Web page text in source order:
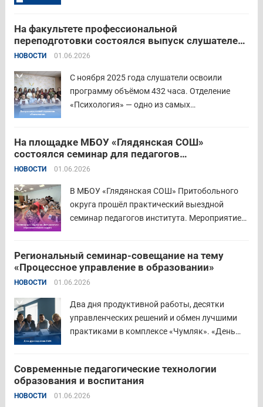
инновационными подходами в преподавании
родного языка и родной литературы. Цели
конкурса: — выявление и распространение
передового педагогического...
На факультете профессиональной
переподготовки состоялся выпуск слушателей
отделения «Психология»
НОВОСТИ 01.06.2026
С ноября 2025 года слушатели освоили
программу объёмом 432 часа. Отделение
«Психология» — одно из самых
квалифицированных педагогов-психологов в
общеобразовательных организациях. Все
выпускники успешно прошли итоговую
аттестацию в форме экзамена и получили
Читать дальше
На площадке МБОУ «Глядянская СОШ»
состоялся семинар для педагогов
Центрального образовательного округа
НОВОСТИ 01.06.2026
В МБОУ «Глядянская СОШ» Притобольного
округа прошёл практический выездной
семинар педагогов института. Мероприятие
Открывая встречу, заместитель
руководителя Управления образования
Притобольного муниципального округа
Наталья Сергеевна Иванова подчеркнула
важность очных практических встреч для...
Региональный семинар-совещание на тему
«Процессное управление в образовании»
НОВОСТИ 01.06.2026
Два дня продуктивной работы, десятки
управленческих решений и обмен лучшими
практиками в комплексе «Чумляк». «День
управления образованием для обсуждения
ключевых задач и развития системы
образования региона. Заместитель
Современные педагогические технологии
образования и воспитания
НОВОСТИ 01.06.2026